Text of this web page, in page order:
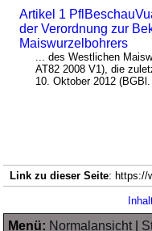
Artikel 1
der Verordnung zur
Maiswurzelbohrers
... des Westlichen
AT82 2008 V1), die
10. Oktober 2012
Link zu dieser Seite: https://
Menü: Normalansicht|